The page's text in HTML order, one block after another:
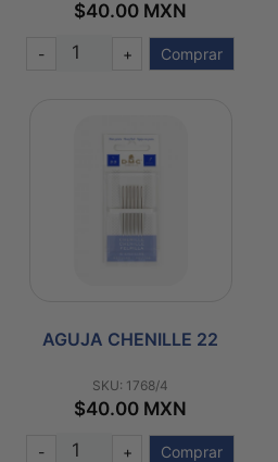
$40.00 MXN
- + Comprar
AGUJA CHENILLE 22
SKU: 1768/4
$40.00 MXN
- + Comprar